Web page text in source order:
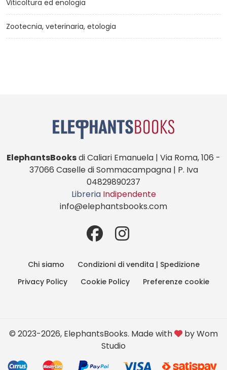
Viticoltura ed enologia
Zootecnia, veterinaria, etologia
ElephantsBooksdi Caliari Emanuela | Via Roma, 106 -
37066 Caselle di Sommacampagna | P. Iva
04829890237
Libreria Indipendente
info@elephantsbooks.com
Chi siamo
Condizioni di vendita | Spedizione
Privacy Policy
Cookie Policy Preferenze cookie
© 2023-2026, ElephantsBooks. Made with byWom
Studio